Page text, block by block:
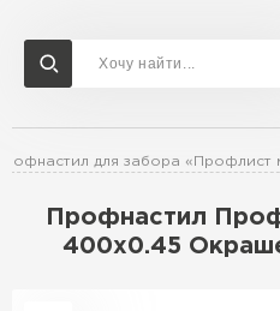
для забора «Профлист
Профнастил
400х0.45
Доставка и оплата
Перейти в каталог